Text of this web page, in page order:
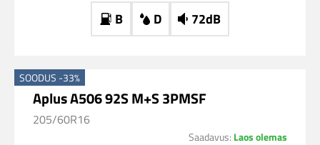
B D 72dB
SOODUS -33%
Aplus A506 92S M+S 3PMSF
205/60R16
Saadavus: Laos olemas